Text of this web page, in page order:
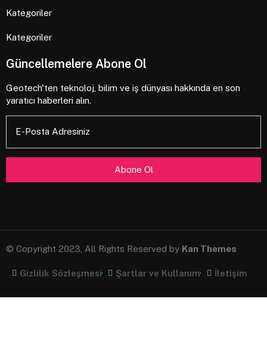
Kategoriler
Kategoriler
Güncellemelere Abone Ol
Geotech'ten teknoloj, bilim ve iş dünyası hakkında en son
yaratıcı haberleri alın.
E-Posta Adresiniz
© Copyright 2023, All Rights Reserved by Kan Themes
Gizlilik Sözleşmesi Şartlar ve Kullanım İletişim